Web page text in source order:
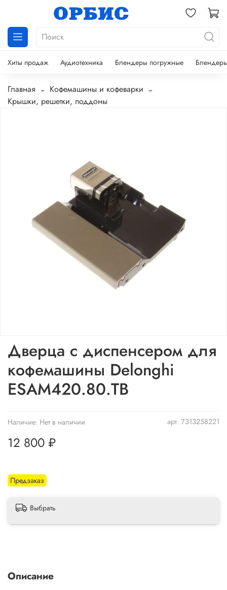
Хиты продаж Аудиотехника Блендеры погружные
Главная
Кофемашины и кофеварки
Крышки, решетки, поддоны
арт. 7313258221
Наличие: Нет в наличии
Предзаказ
Дверца с диспенсером для
кофемашины Delonghi
ESAM420.80.TB
12 800 ₽
Выбрать
Описание